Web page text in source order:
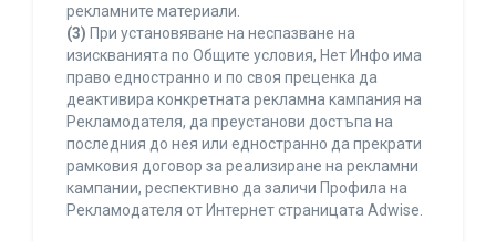
рекламните материали.
(3) При установяване на неспазване на
изискванията по Общите условия, Нет Инфо има
право едностранно и по своя преценка да
деактивира конкретната рекламна кампания на
Рекламодателя, да преустанови достъпа на
последния до нея или едностранно да прекрати
рамковия договор за реализиране на рекламни
кампании, респективно да заличи Профила на
Рекламодателя от Интернет страницата Adwise.